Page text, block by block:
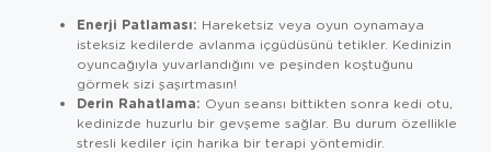
Enerji Patlaması: Hareketsiz veya oyun oynamaya
isteksiz kedilerde avlanma içgüdüsünü tetikler. Kedinizin
oyuncağıyla yuvarlandığını ve peşinden koştuğunu
görmek sizi şaşırtmasın!
Derin Rahatlama: Oyun seansı bittikten sonra kedi otu,
kedinizde huzurlu bir gevşeme sağlar. Bu durum özellikle
stresli kediler için harika bir terapi yöntemidir.